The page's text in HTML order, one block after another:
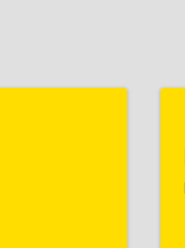
Грозный г,